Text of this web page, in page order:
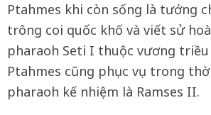
Ptahmes khi còn sống là tướng
trông coi quốc khố và viết sử
pharaoh Seti I thuộc vương
Ptahmes cũng phục vụ trong
pharaoh kế nhiệm là Ramses II.